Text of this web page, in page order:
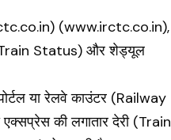
(www.irctc.co.in),
(Train Status) और शेड्यूल
या रेलवे काउंटर (Railway
की लगातार देरी (Train